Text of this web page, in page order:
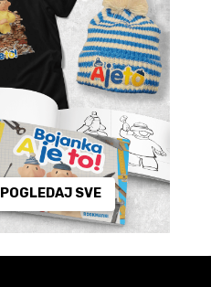
POGLEDAJ SVE